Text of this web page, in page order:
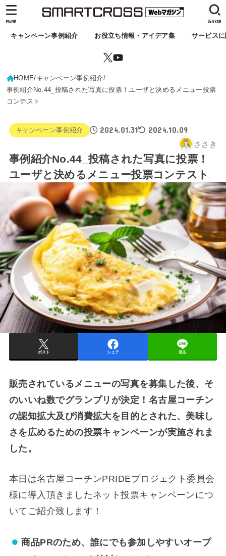
キャンペーン事例紹介 お役立ち情報・アイデア集 サービス
SEARCH
MENU
HOME キャンペーン事例紹介
事例紹介No.44_投稿された写真に投票！ユーザと決めるメニュー投票
コンテスト
キャンペーン事例紹介 2024.01.31 2024.10.09
ささき
事例紹介No.44_投稿された写真に投票！
ユーザと決めるメニュー投票コンテスト
ポスト シェア 送る
販売されているメニューの写真を募集した後、そ
のいいね数でグランプリが決定！名古屋コーチン
の認知拡大及び消費拡大を目的とされた、美味し
さを広めるための投票キャンペーンが実施されま
した。
本日は名古屋コーチンPRIDEプロジェクト委員会
様に導入頂きましたネット投票キャンペーンにつ
いてご紹介致します！
商品PRのため、誰にでも参加しやすいオープ